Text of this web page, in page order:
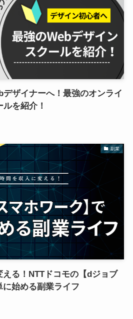
ザイナーへ！最強のオンライ
を紹介！
副業
る！NTTドコモの【dジョブ
始める副業ライフ